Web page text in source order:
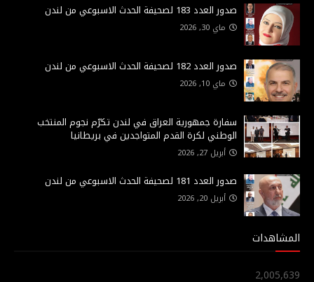
صدور العدد 183 لصحيفة الحدث الاسبوعي من لندن
ماي 30, 2026
صدور العدد 182 لصحيفة الحدث الاسبوعي من لندن
ماي 10, 2026
سفارة جمهورية العراق في لندن تكرّم نجوم المنتخب
الوطني لكرة القدم المتواجدين في بريطانيا
أبريل 27, 2026
صدور العدد 181 لصحيفة الحدث الاسبوعي من لندن
أبريل 20, 2026
المشاهدات
2,005,639